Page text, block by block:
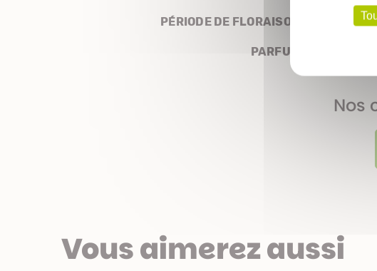
PÉRIODE DE FLORAISON Printemps
PARFUM
Nos
Vous aimerez aussi